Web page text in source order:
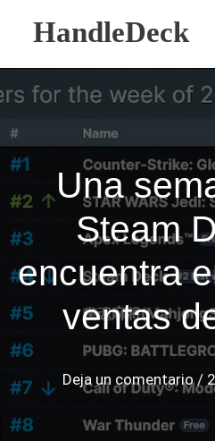
contenido
HandleDeck
Una
Steam
encuentra
ventas
Deja un comentario /